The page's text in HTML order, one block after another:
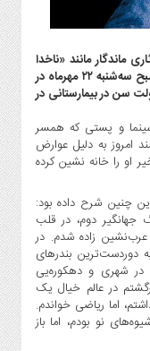
ماندگار مانند «ناخدا
خورشید» و «دایی جان ناپلئون» را خلق کرد، صبح سه‌شنبه ۲۲ مهرماه در
سن در بیمارستانی در
و پستی که همسر
امروز به دلیل عوارض
او را خانه نشین کرده
چنین شرح داده بود:
جنگ جهانگیر دوم، در قلب
زاده شدم. در
دوردست‌ترین بندرهای
در شهری و دهکوره‌یی
در عالم خیال یک
اما ریاضی خواندم.
نو بودم، اما باز